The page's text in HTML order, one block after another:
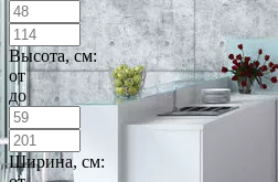
Высота, см:
от
до
Ширина, см: